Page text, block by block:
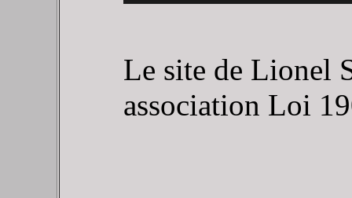
Le site de Lionel
association Loi